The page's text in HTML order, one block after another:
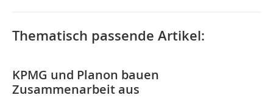
Thematisch passende Artikel:
KPMG und Planon bauen
Zusammenarbeit aus